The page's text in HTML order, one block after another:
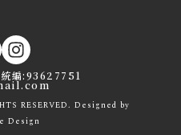
編:93627751
RESERVED. Designed by
Design